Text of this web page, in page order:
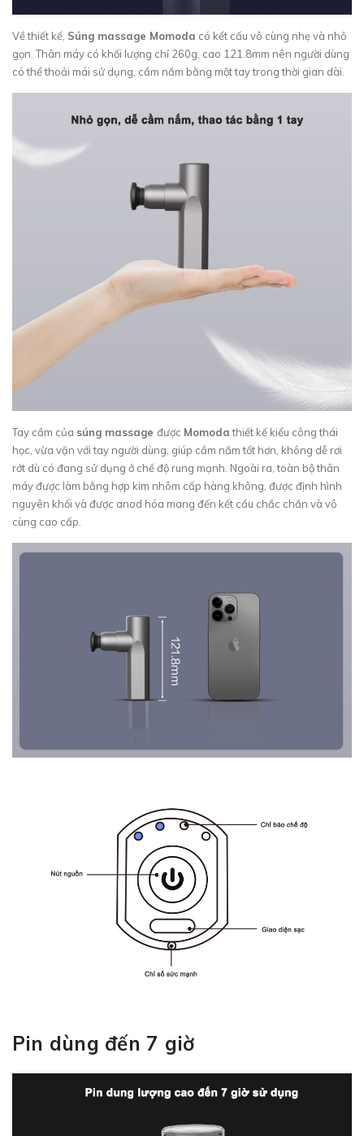
Về thiết kế, Súng massage Momoda có kết cấu vô cùng nhẹ và nhỏ
gọn. Thân máy có khối lượng chỉ 260g, cao 121.8mm nên người dùng
có thể thoải mái sử dụng, cầm nắm bằng một tay trong thời gian dài.
Tay cầm của súng massage được Momodathiết kế kiểu công thái
học, vừa vặn với tay người dùng, giúp cầm nắm tốt hơn, không dễ rơi
rớt dù có đang sử dụng ở chế độ rung mạnh. Ngoài ra, toàn bộ thân
máy được làm bằng hợp kim nhôm cấp hàng không, được định hình
nguyên khối và được anod hóa mang đến kết cấu chắc chắn và vô
cùng cao cấp.
Pin dùng đến 7 giờ